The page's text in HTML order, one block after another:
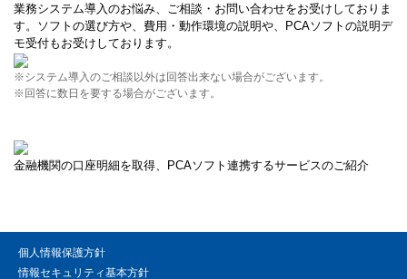
業務システム導入のお悩み、ご相談・お問い合わせをお受けしておりま
す。ソフトの選び方や、費用・動作環境の説明や、PCAソフトの説明デ
モ受付もお受けしております。
※システム導入のご相談以外は回答出来ない場合がございます。
※回答に数日を要する場合がございます。
金融機関の口座明細を取得、PCAソフト連携するサービスのご紹介
個人情報保護方針
情報セキュリティ基本方針